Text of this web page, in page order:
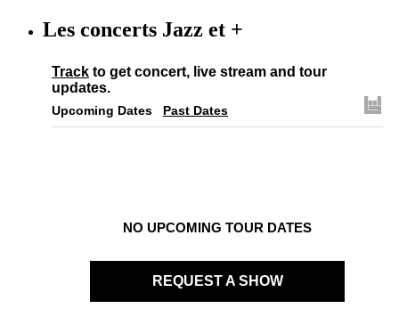
Les concerts Jazz et +
Track to get concert, live stream and tour
updates.
Upcoming Dates Past Dates
NO UPCOMING TOUR DATES
REQUEST A SHOW